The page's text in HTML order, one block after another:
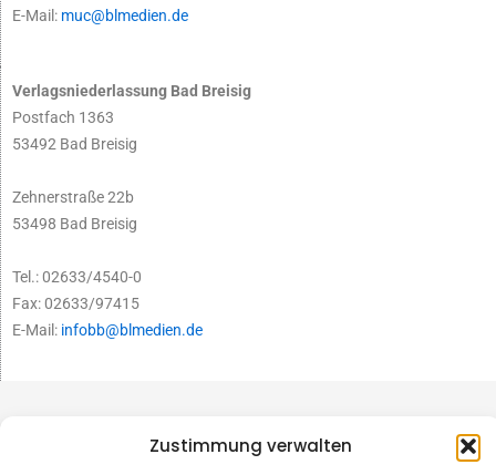
Zustimmung verwalten
E-Mail: muc@blmedien.de
Verlagsniederlassung Bad Breisig
Postfach 1363
53492 Bad Breisig
Zehnerstraße 22b
53498 Bad Breisig
Tel.: 02633/4540-0
Fax: 02633/97415
E-Mail: infobb@blmedien.de